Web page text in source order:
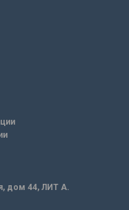
дом 44, ЛИТ А.